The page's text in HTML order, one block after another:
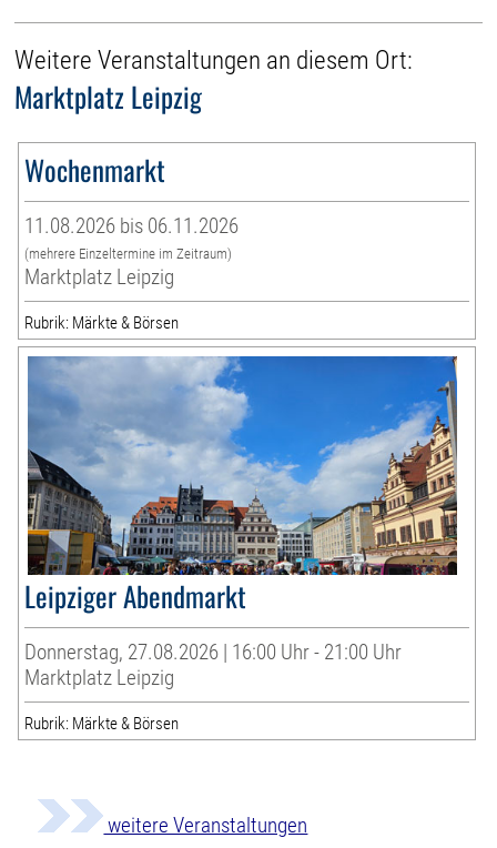
Weitere Veranstaltungen an diesem Ort:
Marktplatz Leipzig
Wochenmarkt
11.08.2026 bis 06.11.2026
(mehrere Einzeltermine im Zeitraum)
Marktplatz Leipzig
Rubrik: Märkte & Börsen
Leipziger Abendmarkt
Donnerstag, 27.08.2026 | 16:00 Uhr - 21:00 Uhr
Marktplatz Leipzig
Rubrik: Märkte & Börsen
weitere Veranstaltungen